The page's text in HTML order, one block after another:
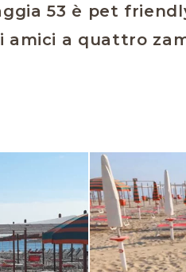
53 è pet
a quattro